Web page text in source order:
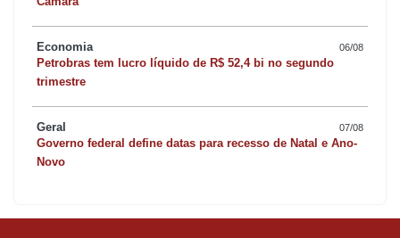
Economia 06/08
Petrobras tem lucro líquido de R$ 52,4 bi no segundo
trimestre
Geral 07/08
Governo federal define datas para recesso de Natal e Ano-
Novo